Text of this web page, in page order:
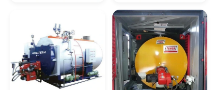
Caldeira A Óleo
Lavadores De Gases Para Caldeiras
Manutenção De Caldeiras A Gás Sp
Recuperação De
Caldeira De
Recuperação
Quimica